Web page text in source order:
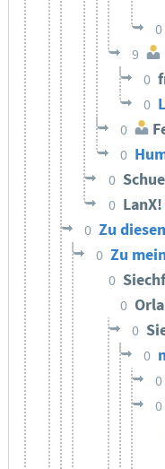
0
9
0
0
0
0
0
0 LanX!
0 Zu
0 Zu
0
0
0
0
0
0